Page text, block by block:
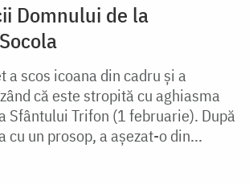
Domnului de la
a scos icoana din cadru și a
că este stropită cu aghiasma
Sfântului Trifon (1 februarie). După
cu un prosop, a așezat-o din...